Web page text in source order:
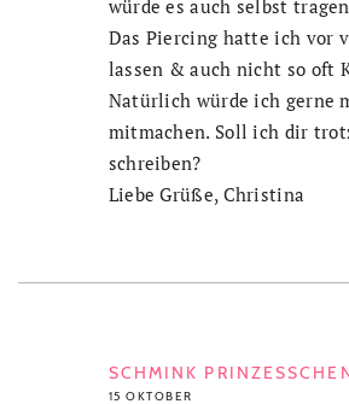
würde es auch selbst
Das Piercing hatte ich vor
lassen & auch nicht so oft
Natürlich würde ich gerne
mitmachen. Soll ich dir
schreiben?
Liebe Grüße, Christina
SCHMINK
15 OKTOBER